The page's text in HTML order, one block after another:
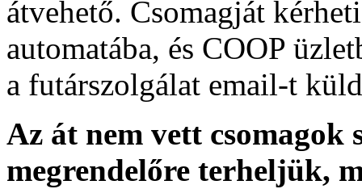
átvehető. Csomagját
automatába, és COOP
a futárszolgálat email-t
Az át nem vett csomagok
megrendelőre terheljük,